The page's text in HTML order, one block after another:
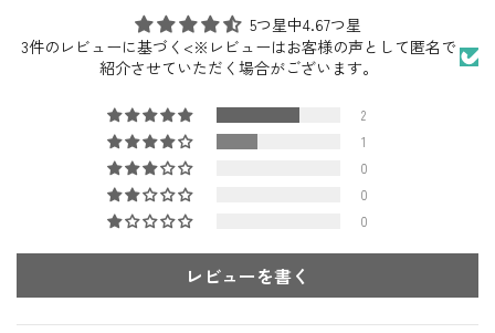
5つ星中4.67つ星
3件のレビューに基づく<※レビューはお客様の声として匿名で
紹介させていただく場合がございます。
2
1
0
0
0
レビューを書く